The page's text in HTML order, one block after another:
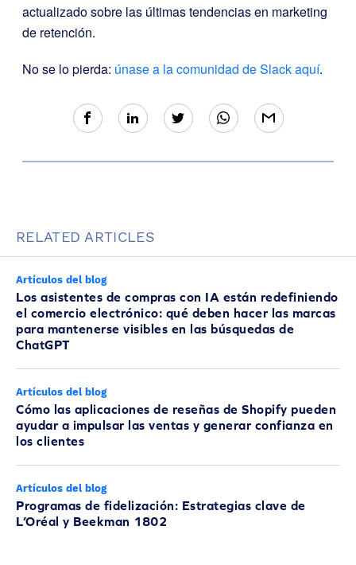
actualizado sobre las últimas tendencias en marketing
de retención.
No se lo pierda: únase a la comunidad de Slack aquí.
RELATED ARTICLES
Artículos del blog
Los asistentes de compras con IA están redefiniendo
el comercio electrónico: qué deben hacer las marcas
para mantenerse visibles en las búsquedas de
ChatGPT
Artículos del blog
Cómo las aplicaciones de reseñas de Shopify pueden
ayudar a impulsar las ventas y generar confianza en
los clientes
Artículos del blog
Programas de fidelización: Estrategias clave de
L’Oréal y Beekman 1802